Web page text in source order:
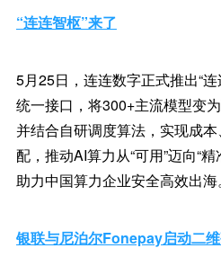
“连连智枢”来了
5月25日，连连数字正式推出“
统一接口，将300+主流模型变
并结合自研调度算法，实现成
配，推动AI算力从“可用”迈向“
助力中国算力企业安全高效出海。
银联与尼泊尔Fonepay启动二